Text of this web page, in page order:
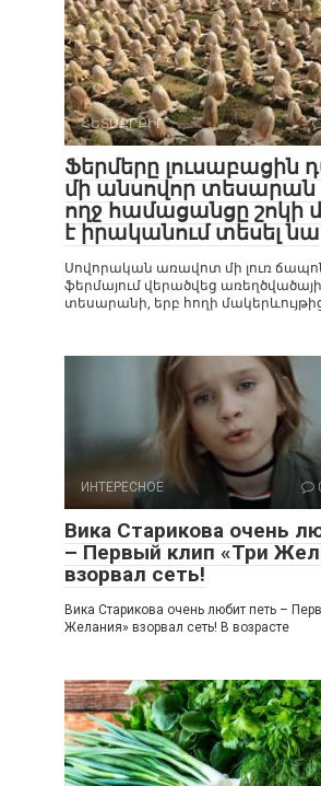
ՀԵՏԱՔՐՔԻՐ
Ֆերմերը լուսաբացին
մի անսովոր
ողջ համացանցը շոկի
է իրականում տեսել նա
Սովորական առավոտ մի լուռ
ֆերմայում վերածվեց
տեսարանի, երբ հողի
ИНТЕРЕСНОЕ
Вика Старикова очень
– Первый клип «Три
взорвал сеть!
Вика Старикова очень любит петь –
Желания» взорвал сеть! В возрасте